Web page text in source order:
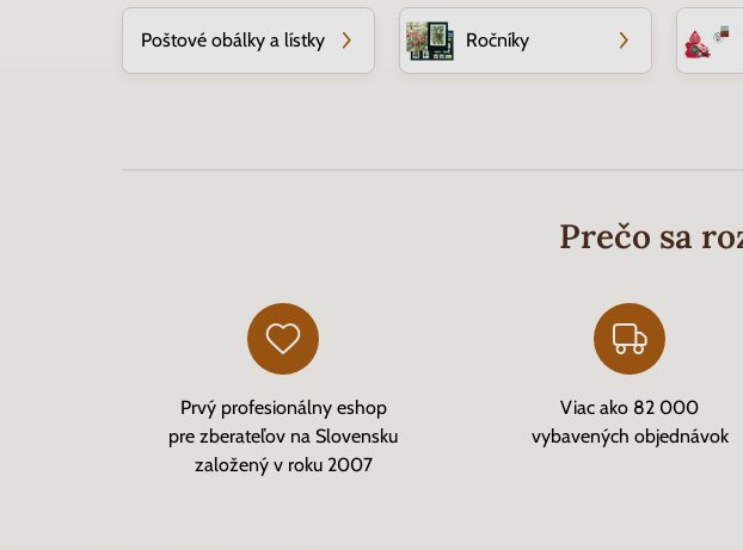
Poštové obálky a lístky Ročníky
Prečo sa
Prvý profesionálny eshop
pre zberateľov na Slovensku
založený v roku 2007
Viac ako 82 000
vybavených objednávok